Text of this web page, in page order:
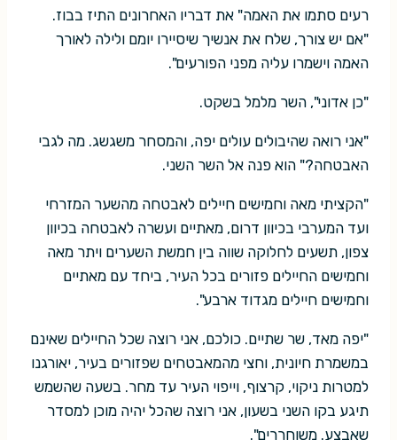
רעים סתמו את האמה" את דבריו האחרונים התיז בבוז.
"אם יש צורך, שלח את אנשיך שיסיירו יומם ולילה לאורך
האמה וישמרו עליה מפני הפורעים".
"כן אדוני", השר מלמל בשקט.
"אני רואה שהיבולים עולים יפה, והמסחר משגשג. מה לגבי
האבטחה?" הוא פנה אל השר השני.
"הקציתי מאה וחמישים חיילים לאבטחה מהשער המזרחי
ועד המערבי בכיוון דרום, מאתיים ועשרה לאבטחה בכיוון
צפון, תשעים לחלוקה שווה בין חמשת השערים ויתר מאה
וחמישים החיילים פזורים בכל העיר, ביחד עם מאתיים
וחמישים חיילים מגדוד ארבע".
"יפה מאד, שר שתיים. כולכם, אני רוצה שכל החיילים שאינם
במשמרת חיונית, וחצי מהמאבטחים שפזורים בעיר, יאורגנו
למטרות ניקוי, קרצוף, וייפוי העיר עד מחר. בשעה שהשמש
תיגע בקו השני בשעון, אני רוצה שהכל יהיה מוכן למסדר
שאבצע. משוחררים".